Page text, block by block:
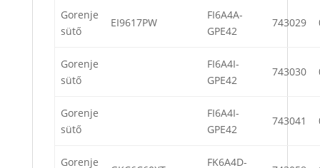
Gorenje
sütő
EI9617PW
FI6A4A-
GPE42
743029
Gorenje
sütő
FI6A4I-
GPE42
743030
Gorenje
sütő
FI6A4I-
GPE42
743041
Gorenje
FK6A4D-